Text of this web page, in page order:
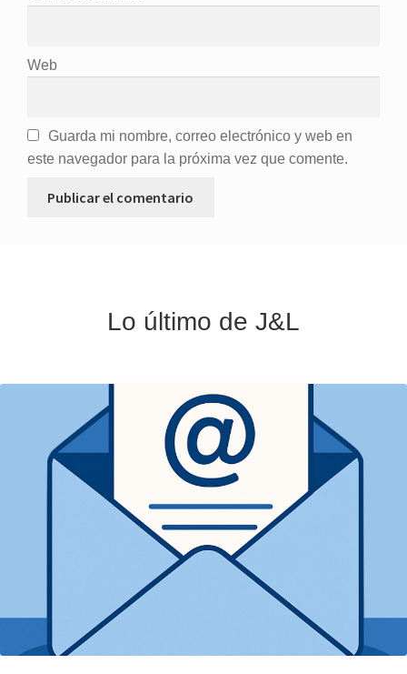
Web
Guarda mi nombre, correo electrónico y web en
este navegador para la próxima vez que comente.
Lo último de J&L